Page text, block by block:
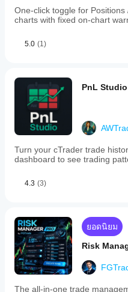
making
it
for
different
It
is
designed
to
streamline
the
process
of
scanning
for
opportunities,
reducing
manual
effort
in
watchlist
One-click toggle for
charts with fixed on-chart
5.0 (1)
PnL Studio
Turn your cTrader trade
dashboard to see trading
4.3 (3)
ยอดนิยม
Risk
The all-in-one trade